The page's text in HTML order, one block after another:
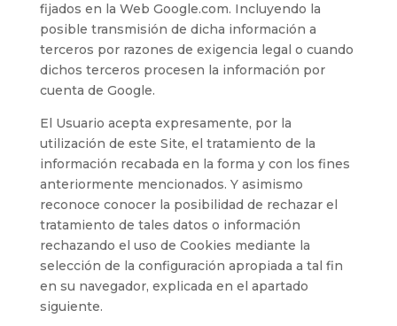
fijados en la Web Google.com. Incluyendo la
posible transmisión de dicha información a
terceros por razones de exigencia legal o cuando
dichos terceros procesen la información por
cuenta de Google.
El Usuario acepta expresamente, por la
utilización de este Site, el tratamiento de la
información recabada en la forma y con los fines
anteriormente mencionados. Y asimismo
reconoce conocer la posibilidad de rechazar el
tratamiento de tales datos o información
rechazando el uso de Cookies mediante la
selección de la configuración apropiada a tal fin
en su navegador, explicada en el apartado
siguiente.